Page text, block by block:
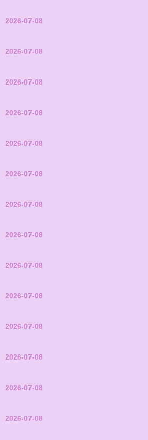
2026-07-08
2026-07-08
2026-07-08
2026-07-08
2026-07-08
2026-07-08
2026-07-08
2026-07-08
2026-07-08
2026-07-08
2026-07-08
2026-07-08
2026-07-08
2026-07-08